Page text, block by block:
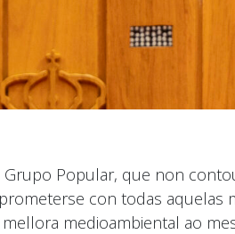
Popular, que non
con todas aquelas
medioambiental ao